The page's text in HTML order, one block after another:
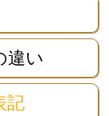
違い
記